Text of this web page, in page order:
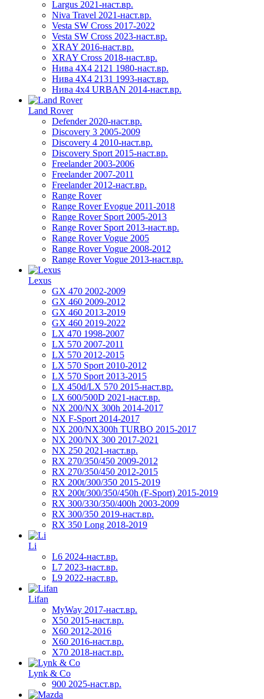
Largus 2021-наст.вр.
Niva Travel 2021-наст.вр.
Vesta SW Cross 2017-2022
Vesta SW Cross 2023-наст.вр.
XRAY 2016-наст.вр.
XRAY Cross 2018-наст.вр.
Нива 4X4 2121 1980-наст.вр.
Нива 4X4 2131 1993-наст.вр.
Нива 4х4 URBAN 2014-наст.вр.
Land Rover
Defender 2020-наст.вр.
Discovery 3 2005-2009
Discovery 4 2010-наст.вр.
Discovery Sport 2015-наст.вр.
Freelander 2003-2006
Freelander 2007-2011
Freelander 2012-наст.вр.
Range Rover
Range Rover Evogue 2011-2018
Range Rover Sport 2005-2013
Range Rover Sport 2013-наст.вр.
Range Rover Vogue 2005
Range Rover Vogue 2008-2012
Range Rover Vogue 2013-наст.вр.
Lexus
GX 470 2002-2009
GX 460 2009-2012
GX 460 2013-2019
GX 460 2019-2022
LX 470 1998-2007
LX 570 2007-2011
LX 570 2012-2015
LX 570 Sport 2010-2012
LX 570 Sport 2013-2015
LX 450d/LX 570 2015-наст.вр.
LX 600/500D 2021-наст.вр.
NX 200/NX 300h 2014-2017
NX F-Sport 2014-2017
NX 200/NX300h TURBO 2015-2017
NX 200/NX 300 2017-2021
NX 250 2021-наст.вр.
RX 270/350/450 2009-2012
RX 270/350/450 2012-2015
RX 200t/300/350 2015-2019
RX 200t/300/350/450h (F-Sport) 2015-2019
RX 300/330/350/400h 2003-2009
RX 300/350 2019-наст.вр.
RX 350 Long 2018-2019
Li
L6 2024-наст.вр.
L7 2023-наст.вр.
L9 2022-наст.вр.
Lifan
MyWay 2017-наст.вр.
X50 2015-наст.вр.
X60 2012-2016
X60 2016-наст.вр.
X70 2018-наст.вр.
Lynk & Co
900 2025-наст.вр.